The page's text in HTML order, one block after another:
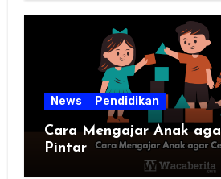
News Pendidikan
Cara Mengajar Anak
Pintar